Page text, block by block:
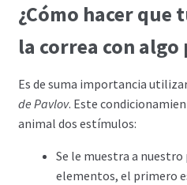
¿Cómo hacer
la correa con
Es de suma importancia
de Pavlov. Este
animal dos estímulos:
Se le muestra a
elementos, el primero